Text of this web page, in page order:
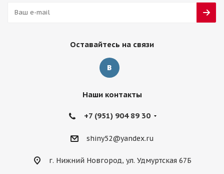
Оставайтесь на связи
Наши контакты
+7 (951) 904 89 30
shiny52@yandex.ru
г. Нижний Новгород, ул. Удмуртская 67Б